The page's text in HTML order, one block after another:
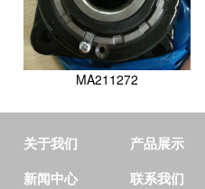
MA211272
关于我们 产品展示
新闻中心
联系我们